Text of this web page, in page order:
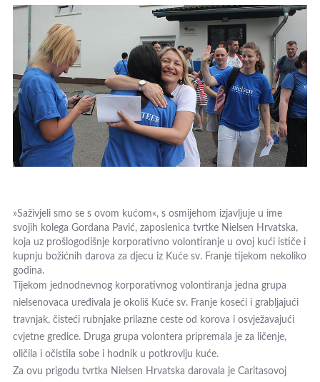
»Saživjeli smo se s ovom kućom«, s osmijehom izjavljuje u ime
svojih kolega Gordana Pavić, zaposlenica tvrtke Nielsen Hrvatska,
koja uz prošlogodišnje korporativno volontiranje u ovoj kući ističe i
kupnju božićnih darova za djecu iz Kuće sv. Franje tijekom nekoliko
godina.
Tijekom jednodnevnog korporativnog volontiranja jedna grupa
nielsenovaca uređivala je okoliš Kuće sv. Franje koseći i grabljajući
travnjak, čisteći rubnjake prilazne ceste od korova i osvježavajući
cvjetne gredice. Druga grupa volontera pripremala je za ličenje,
oličila i očistila sobe i hodnik u potkrovlju kuće.
Za ovu prigodu tvrtka Nielsen Hrvatska darovala je Caritasovoj